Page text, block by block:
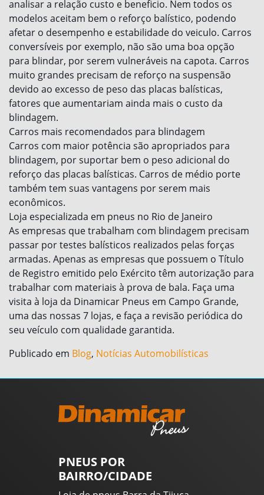
analisar a relação custo e beneficio. Nem todos os
modelos aceitam bem o reforço balístico, podendo
afetar o desempenho e estabilidade do veiculo. Carros
conversíveis por exemplo, não são uma boa opção
para blindar, por serem vulneráveis na capota. Carros
muito grandes precisam de reforço na suspensão
devido ao excesso de peso das placas balísticas,
fatores que aumentariam ainda mais o custo da
blindagem.
Carros mais recomendados para blindagem
Carros com maior potência são apropriados para
blindagem, por suportar bem o peso adicional do
reforço das placas balísticas. Carros de médio porte
também tem suas vantagens por serem mais
econômicos.
Loja especializada em pneus no Rio de Janeiro
As empresas que trabalham com blindagem precisam
passar por testes balísticos realizados pelas forças
armadas. Apenas as empresas que possuem o Título
de Registro emitido pelo Exército têm autorização para
trabalhar com materiais à prova de bala. Faça uma
visita à loja da Dinamicar Pneus em Campo Grande,
uma das nossas 7 lojas, e faça a revisão periódica do
seu veículo com qualidade garantida.
Publicado em Blog, Notícias Automobilísticas
PNEUS POR
BAIRRO/CIDADE